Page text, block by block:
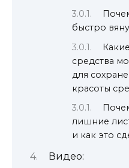
быстро
средства
для
красоты
лишние
и как это
Видео: